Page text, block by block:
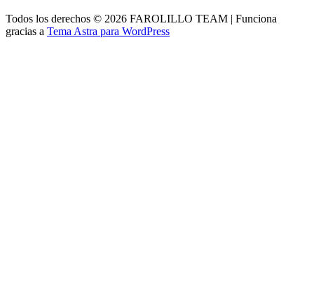
Todos los derechos © 2026 FAROLILLO TEAM | Funciona
gracias a Tema Astra para WordPress